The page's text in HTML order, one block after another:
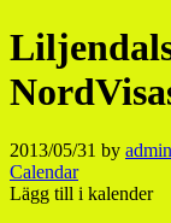
2013/05/31 by admin
Calendar
Lägg till i kalender